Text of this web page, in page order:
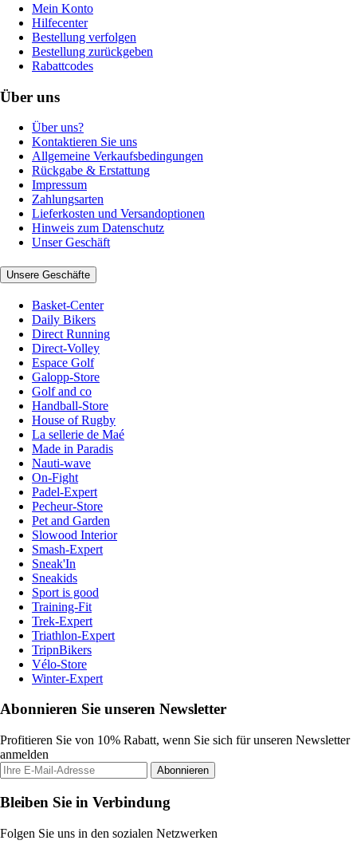
Mein Konto
Hilfecenter
Bestellung verfolgen
Bestellung zurückgeben
Rabattcodes
Über uns
Über uns?
Kontaktieren Sie uns
Allgemeine Verkaufsbedingungen
Rückgabe & Erstattung
Impressum
Zahlungsarten
Lieferkosten und Versandoptionen
Hinweis zum Datenschutz
Unser Geschäft
Unsere Geschäfte
Basket-Center
Daily Bikers
Direct Running
Direct-Volley
Espace Golf
Galopp-Store
Golf and co
Handball-Store
House of Rugby
La sellerie de Maé
Made in Paradis
Nauti-wave
On-Fight
Padel-Expert
Pecheur-Store
Pet and Garden
Slowood Interior
Smash-Expert
Sneak'In
Sneakids
Sport is good
Training-Fit
Trek-Expert
Triathlon-Expert
TripnBikers
Vélo-Store
Winter-Expert
Abonnieren Sie unseren Newsletter
Profitieren Sie von 10% Rabatt, wenn Sie sich für unseren Newsletter
anmelden
Abonnieren
Bleiben Sie in Verbindung
Folgen Sie uns in den sozialen Netzwerken